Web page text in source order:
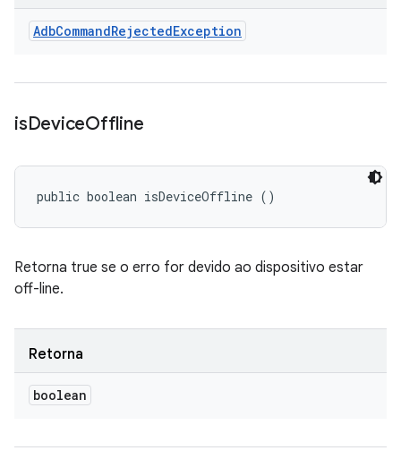
AdbCommandRejectedException
isDeviceOffline
public boolean isDeviceOffline ()
Retorna true se o erro for devido ao dispositivo estar
off-line.
Retorna
boolean